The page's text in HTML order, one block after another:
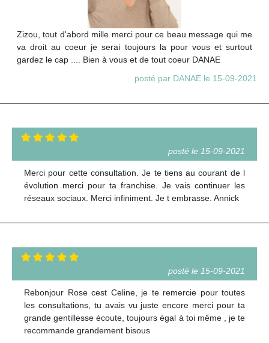
Zizou, tout d'abord mille merci pour ce beau message qui me
va droit au coeur je serai toujours la pour vous et surtout
gardez le cap .... Bien à vous et de tout coeur DANAE
posté par DANAE le 15-09-2021
posté le 15-09-2021
Merci pour cette consultation. Je te tiens au courant de l
évolution merci pour ta franchise. Je vais continuer les
réseaux sociaux. Merci infiniment. Je t embrasse. Annick
posté le 15-09-2021
Rebonjour Rose cest Celine, je te remercie pour toutes
les consultations, tu avais vu juste encore merci pour ta
grande gentillesse écoute, toujours égal à toi même , je te
recommande grandement bisous